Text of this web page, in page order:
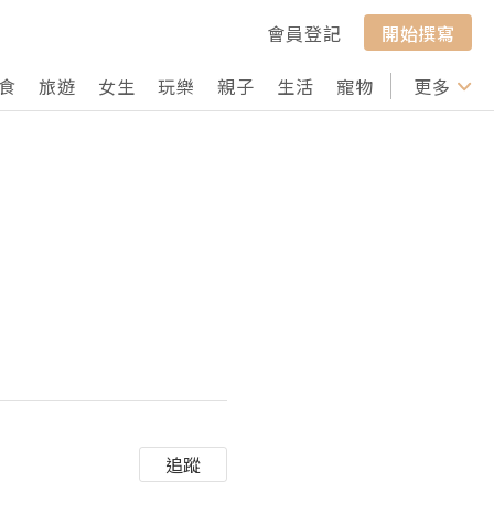
會員登記
開始撰寫
旅遊 女生 玩樂 親子 生活 寵物 行山 打卡
更多
追蹤